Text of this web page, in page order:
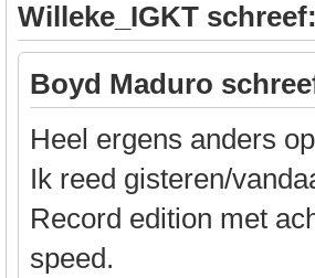
Willeke_IGKT
Boyd Maduro
Heel ergens anders
Ik reed gisteren/
Record edition met
speed.